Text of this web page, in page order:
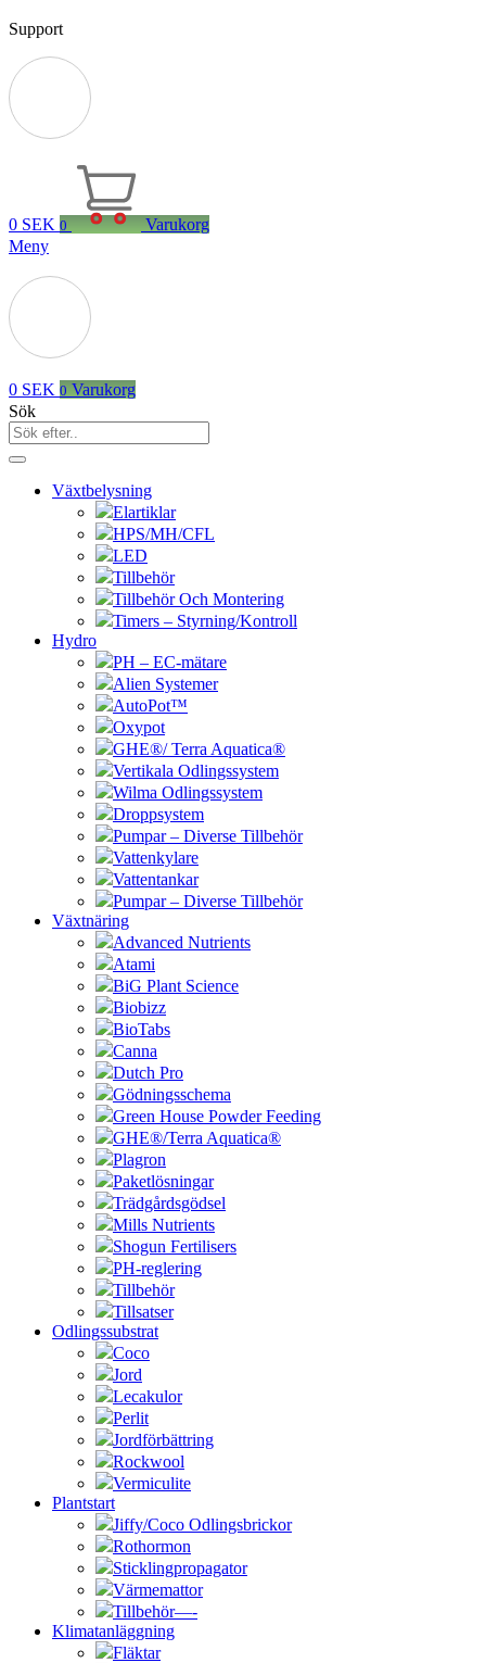
Support
0 SEK 0
Varukorg
Meny
0 SEK 0 Varukorg
Sök
Växtbelysning
Elartiklar
HPS/MH/CFL
LED
Tillbehör
Tillbehör Och Montering
Timers – Styrning/Kontroll
Hydro
PH – EC-mätare
Alien Systemer
AutoPot™
Oxypot
GHE®/ Terra Aquatica®
Vertikala Odlingssystem
Wilma Odlingssystem
Droppsystem
Pumpar – Diverse Tillbehör
Vattenkylare
Vattentankar
Pumpar – Diverse Tillbehör
Växtnäring
Advanced Nutrients
Atami
BiG Plant Science
Biobizz
BioTabs
Canna
Dutch Pro
Gödningsschema
Green House Powder Feeding
GHE®/Terra Aquatica®
Plagron
Paketlösningar
Trädgårdsgödsel
Mills Nutrients
Shogun Fertilisers
PH-reglering
Tillbehör
Tillsatser
Odlingssubstrat
Coco
Jord
Lecakulor
Perlit
Jordförbättring
Rockwool
Vermiculite
Plantstart
Jiffy/Coco Odlingsbrickor
Rothormon
Sticklingpropagator
Värmemattor
Tillbehör—-
Klimatanläggning
Fläktar